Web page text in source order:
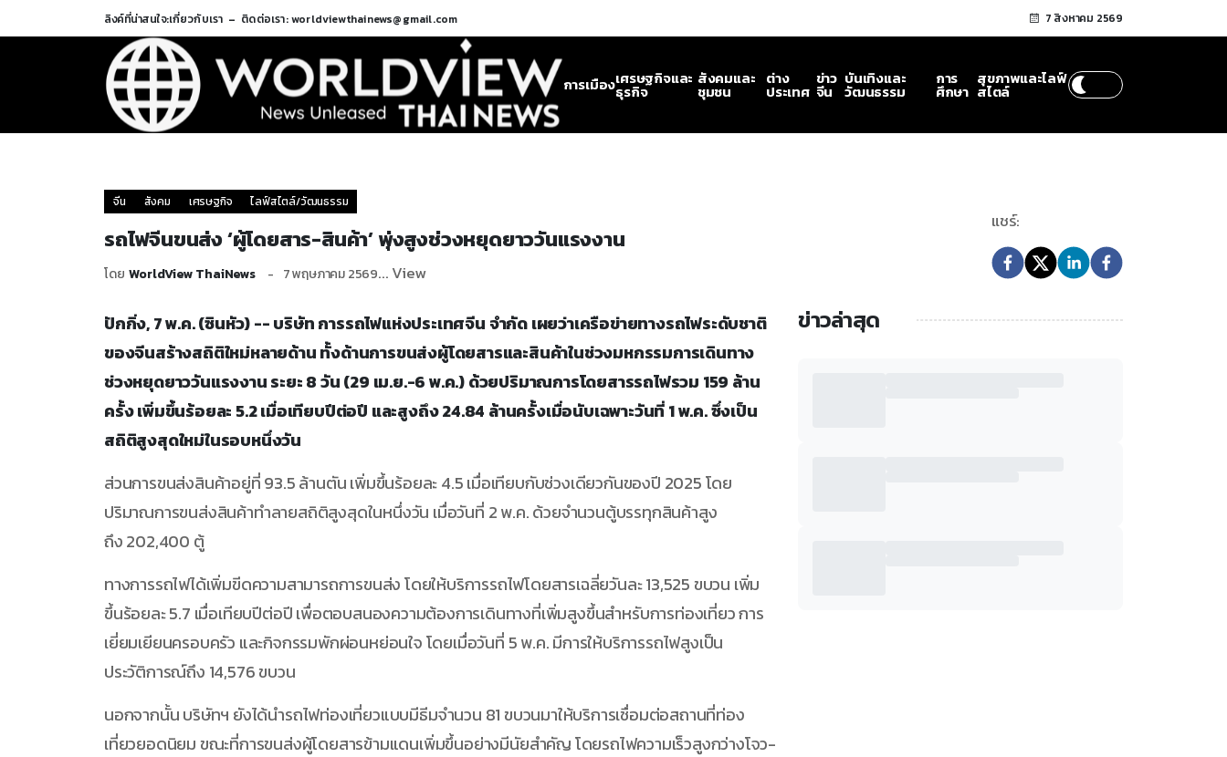
ลิงค์ที่น่าสนใจ:เกี่ยวกับเรา ติดต่อเรา: worldviewthainews@gmail.com 7 สิงหาคม 2569
การเมืองเศรษฐกิจและ
ธุรกิจ
สังคมและ
ชุมชน
ต่าง
ประเทศ
ข่าว
จีน
บันเทิงและ
วัฒนธรรม
การ
ศึกษา
สุขภาพและไลฟ์
สไตล์
จีน สังคม เศรษฐกิจ ไลฟ์สไตล์/วัฒนธรรม
รถไฟจีนขนส่ง ‘ผู้โดยสาร-สินค้า’ พุ่งสูงช่วงหยุดยาววันแรงงาน
โดย WorldView ThaiNews 7 พฤษภาคม 2569... View
แชร์:
ปักกิ่ง, 7 พ.ค. (ซินหัว) -- บริษัท การรถไฟแห่งประเทศจีน จำกัด เผยว่าเครือข่ายทางรถไฟระดับชาติ
ของจีนสร้างสถิติใหม่หลายด้าน ทั้งด้านการขนส่งผู้โดยสารและสินค้าในช่วงมหกรรมการเดินทาง
ช่วงหยุดยาววันแรงงาน ระยะ 8 วัน (29 เม.ย.-6 พ.ค.) ด้วยปริมาณการโดยสารรถไฟรวม 159 ล้าน
ครั้ง เพิ่มขึ้นร้อยละ 5.2 เมื่อเทียบปีต่อปี และสูงถึง 24.84 ล้านครั้งเมื่อนับเฉพาะวันที่ 1 พ.ค. ซึ่งเป็น
สถิติสูงสุดใหม่ในรอบหนึ่งวัน
ส่วนการขนส่งสินค้าอยู่ที่ 93.5 ล้านตัน เพิ่มขึ้นร้อยละ 4.5 เมื่อเทียบกับช่วงเดียวกันของปี 2025 โดย
ปริมาณการขนส่งสินค้าทำลายสถิติสูงสุดในหนึ่งวัน เมื่อวันที่ 2 พ.ค. ด้วยจำนวนตู้บรรทุกสินค้าสูง
ถึง 202,400 ตู้
ทางการรถไฟได้เพิ่มขีดความสามารถการขนส่ง โดยให้บริการรถไฟโดยสารเฉลี่ยวันละ 13,525 ขบวน เพิ่ม
ขึ้นร้อยละ 5.7 เมื่อเทียบปีต่อปี เพื่อตอบสนองความต้องการเดินทางที่เพิ่มสูงขึ้นสำหรับการท่องเที่ยว การ
เยี่ยมเยียนครอบครัว และกิจกรรมพักผ่อนหย่อนใจ โดยเมื่อวันที่ 5 พ.ค. มีการให้บริการรถไฟสูงเป็น
ประวัติการณ์ถึง 14,576 ขบวน
นอกจากนั้น บริษัทฯ ยังได้นำรถไฟท่องเที่ยวแบบมีธีมจำนวน 81 ขบวนมาให้บริการเชื่อมต่อสถานที่ท่อง
เที่ยวยอดนิยม ขณะที่การขนส่งผู้โดยสารข้ามแดนเพิ่มขึ้นอย่างมีนัยสำคัญ โดยรถไฟความเร็วสูงกว่างโจว-
ข่าวล่าสุด